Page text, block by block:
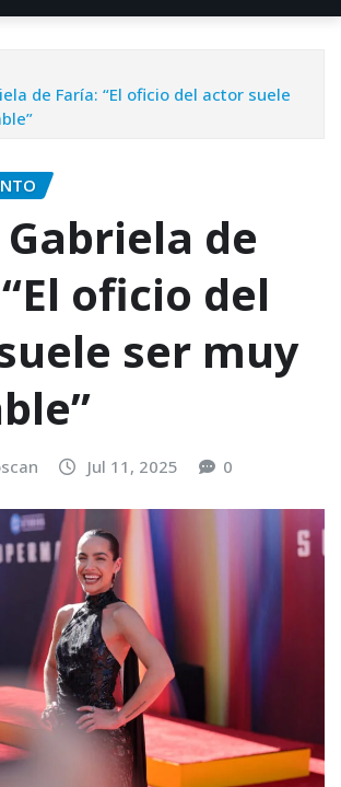
de Faría: “El oficio del actor suele
de
oficio del
ser muy
Jul 11, 2025 0